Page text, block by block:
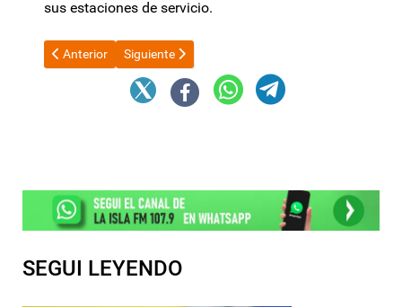
sus estaciones de servicio.
Artículo anterior: Diputados trata este martes en comisión el
Anterior Artículo siguiente: Argentina asegura la
Siguiente
SEGUI LEYENDO